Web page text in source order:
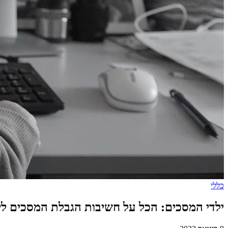
כללי
ילדי המסכים: הכל על חשיבות הגבלת המסכים